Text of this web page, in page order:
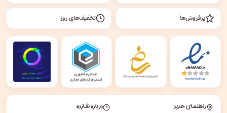
پرفروش‌ها تخفیف‌های روز
راهنمای خرید درباره شازده